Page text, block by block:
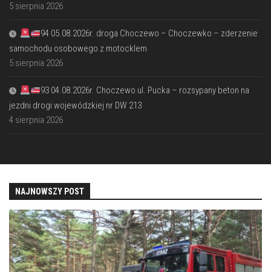
5 sierpnia 2026
94 05.08.2026r. droga Choczewo – Choczewko – zderzenie
samochodu osobowego z motocklem
5 sierpnia 2026
93 04.08.2026r. Choczewo ul. Pucka – rozsypany beton na
jezdni drogi wojewódzkiej nr DW 213
4 sierpnia 2026
NAJNOWSZY POST